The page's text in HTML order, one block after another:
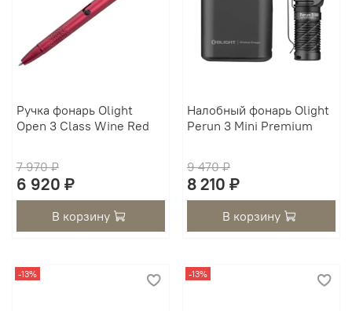
Ручка фонарь Olight
Open 3 Class Wine Red
7 970 ₽
6 920 ₽
В корзину
Налобный фонарь Olight
Perun 3 Mini Premium
9 470 ₽
8 210 ₽
В корзину
-13% -13%